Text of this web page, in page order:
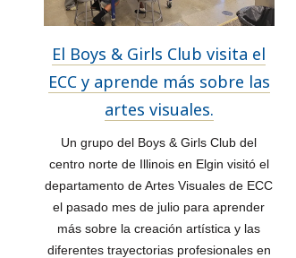
El Boys & Girls Club visita el
ECC y aprende más sobre las
artes visuales.
Un grupo del Boys & Girls Club del
centro norte de Illinois en Elgin visitó el
departamento de Artes Visuales de ECC
el pasado mes de julio para aprender
más sobre la creación artística y las
diferentes trayectorias profesionales en